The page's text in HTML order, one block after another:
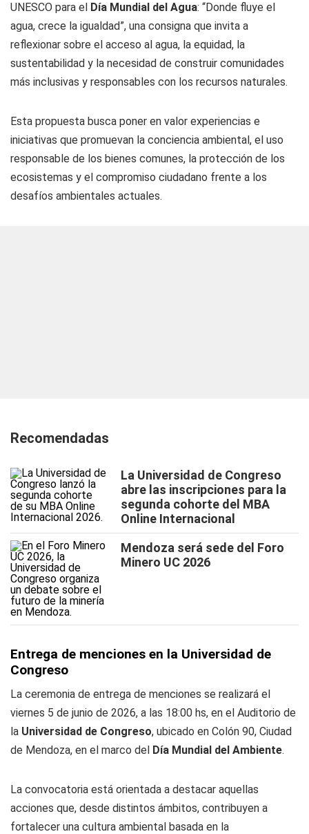
UNESCO para el Día Mundial del Agua: “Donde fluye el
agua, crece la igualdad”, una consigna que invita a
reflexionar sobre el acceso al agua, la equidad, la
sustentabilidad y la necesidad de construir comunidades
más inclusivas y responsables con los recursos naturales.
Esta propuesta busca poner en valor experiencias e
iniciativas que promuevan la conciencia ambiental, el uso
responsable de los bienes comunes, la protección de los
ecosistemas y el compromiso ciudadano frente a los
desafíos ambientales actuales.
Recomendadas
La Universidad de Congreso
abre las inscripciones para la
segunda cohorte del MBA
Online Internacional
Mendoza será sede del Foro
Minero UC 2026
Entrega de menciones en la Universidad de
Congreso
La ceremonia de entrega de menciones se realizará el
viernes 5 de junio de 2026, a las 18:00 hs, en el Auditorio de
la Universidad de Congreso, ubicado en Colón 90, Ciudad
de Mendoza, en el marco del Día Mundial del Ambiente.
La convocatoria está orientada a destacar aquellas
acciones que, desde distintos ámbitos, contribuyen a
fortalecer una cultura ambiental basada en la